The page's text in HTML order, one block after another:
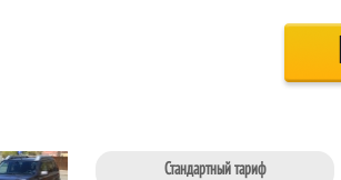
Стандартный тариф